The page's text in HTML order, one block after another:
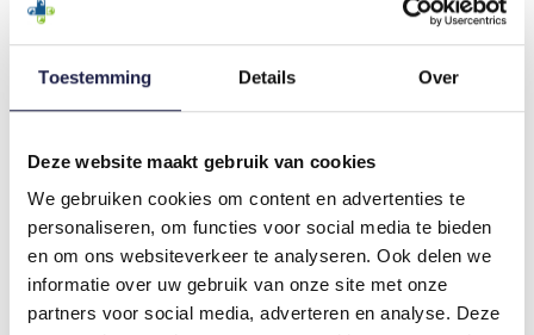
Toestemming Details Over
Deze website maakt gebruik van cookies
We gebruiken cookies om content en advertenties te
personaliseren, om functies voor social media te bieden
en om ons websiteverkeer te analyseren. Ook delen we
informatie over uw gebruik van onze site met onze
partners voor social media, adverteren en analyse. Deze
von Reizstoffen.
Lindert Beschwerden: Lindert Schmerzen,
Juckreiz und Reizungen.
Bakterienhemmend: Verhindert die Anlagerung
von Bakterien, die Ohrinfektionen verursachen.
Vorbeugende Wirkung: Reduziert das Risiko
von Ohrinfektionen.
Einfache Anwendung: Einfaches Auftragen mit
der praktischen Flasche.
EPI-OTIC PRODUKTPALETTE
Bei Diermedicatie.nl finden Sie den original Epi-Otic